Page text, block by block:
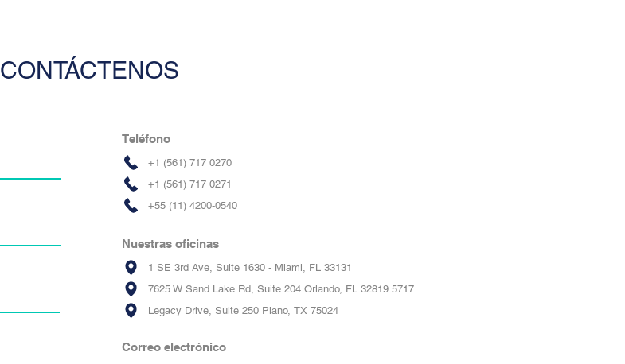
CONTÁCTENOS
Teléfono
+1 (561) 717 0270
+1 (561) 717 0271
+55 (11) 4200-0540
Nuestras oficinas
1 SE 3rd Ave, Suite 1630 - Miami, FL 33131
7625 W Sand Lake Rd, Suite 204 Orlando, FL 32819 5717
Legacy Drive, Suite 250 Plano, TX 75024
Correo electrónico